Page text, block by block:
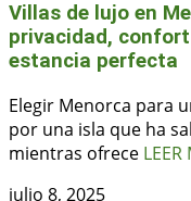
Villas de lujo en
privacidad,
estancia perfecta
Elegir Menorca para
por una isla que ha
mientras ofrece
julio 8, 2025